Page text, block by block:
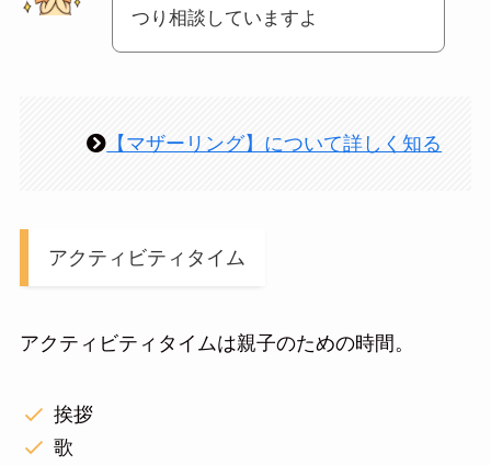
つり相談していますよ
【マザーリング】について詳しく知る
アクティビティタイム
アクティビティタイムは親子のための時間。
挨拶
歌